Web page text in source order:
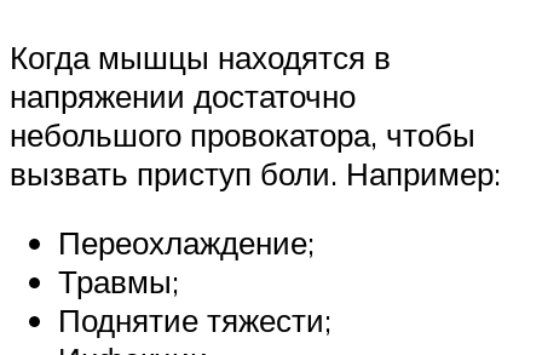
Когда мышцы находятся в
напряжении достаточно
небольшого провокатора, чтобы
вызвать приступ боли. Например:
Переохлаждение;
Травмы;
Поднятие тяжести;